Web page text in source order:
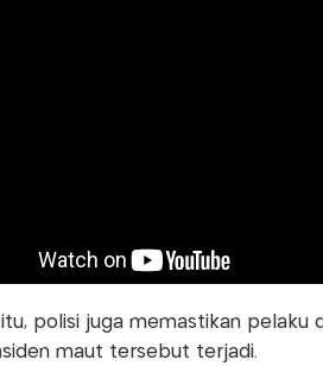
polisi juga memastikan pelaku
maut tersebut terjadi.